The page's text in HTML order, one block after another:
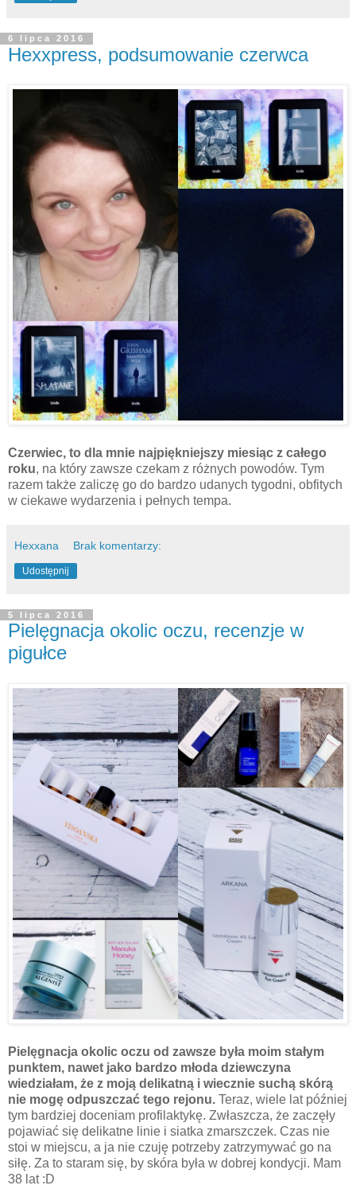
6 lipca 2016
Hexxpress, podsumowanie czerwca
Czerwiec, to dla mnie najpiękniejszy miesiąc z całego
roku, na który zawsze czekam z różnych powodów. Tym
razem także zaliczę go do bardzo udanych tygodni, obfitych
w ciekawe wydarzenia i pełnych tempa.
Hexxana Brak komentarzy:
Udostępnij
5 lipca 2016
Pielęgnacja okolic oczu, recenzje w
pigułce
Pielęgnacja okolic oczu od zawsze była moim stałym
punktem, nawet jako bardzo młoda dziewczyna
wiedziałam, że z moją delikatną i wiecznie suchą skórą
nie mogę odpuszczać tego rejonu. Teraz, wiele lat później
tym bardziej doceniam profilaktykę. Zwłaszcza, że zaczęły
pojawiać się delikatne linie i siatka zmarszczek. Czas nie
stoi w miejscu, a ja nie czuję potrzeby zatrzymywać go na
siłę. Za to staram się, by skóra była w dobrej kondycji. Mam
38 lat :D